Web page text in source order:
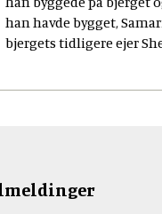
han havde bygget,
bjergets tidligere ejer